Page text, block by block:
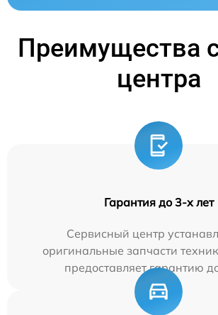
Преимущества
центра
Гарантия до 3-х лет
Сервисный центр
оригинальные запчасти
предоставляет гарантию